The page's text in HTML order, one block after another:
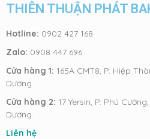
THIÊN THUẬN PHÁT
Hotline: 0902 427 168
Zalo: 0908 447 696
Cửa hàng 1: 165A CMT8, P. Hiệp
Dương.
Cửa hàng 2: 17 Yersin, P. Phú
Dương.
Liên hệ